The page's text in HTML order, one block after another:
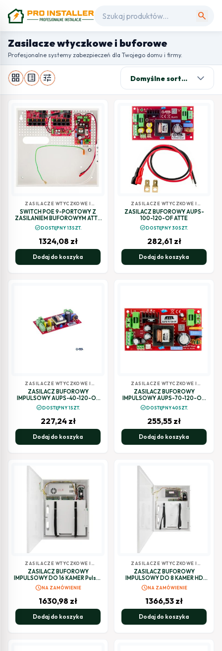
search
Zasilacze wtyczkowe i buforowe
Profesjonalne systemy zabezpieczeń dla Twojego domu i firmy.
grid_view list_alt tune
ZASILACZE WTYCZKOWE I
BUFOROWE
SWITCH POE 9-PORTOWY Z
ZASILANIEM BUFOROWYM ATTE
check_circleDOSTĘPNY 13SZT.
1324,08 zł
Dodaj do koszyka
ZASILACZE WTYCZKOWE I
BUFOROWE
ZASILACZ BUFOROWY AUPS-
100-120-OF ATTE
check_circleDOSTĘPNY 30SZT.
282,61 zł
Dodaj do koszyka
ZASILACZE WTYCZKOWE I
BUFOROWE
ZASILACZ BUFOROWY
IMPULSOWY AUPS-40-120-OF
check_circleDOSTĘPNY 1SZT.
227,24 zł
Dodaj do koszyka
ZASILACZE WTYCZKOWE I
BUFOROWE
ZASILACZ BUFOROWY
IMPULSOWY AUPS-70-120-OF
check_circleDOSTĘPNY 40SZT.
255,55 zł
Dodaj do koszyka
ZASILACZE WTYCZKOWE I
BUFOROWE
ZASILACZ BUFOROWY
IMPULSOWY DO 16 KAMER Pulsar
PSUPS20A12CR
scheduleNA ZAMÓWIENIE
1630,98 zł
Dodaj do koszyka
ZASILACZE WTYCZKOWE I
BUFOROWE
ZASILACZ BUFOROWY
IMPULSOWY DO 8 KAMER HD
Pulsar PSUPS10A12CR
scheduleNA ZAMÓWIENIE
1366,53 zł
Dodaj do koszyka